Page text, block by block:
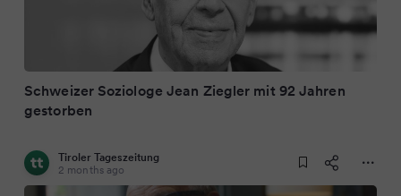
Schweizer Soziologe Jean Ziegler mit 92 Jahren
gestorben
Tiroler Tageszeitung
2 months ago